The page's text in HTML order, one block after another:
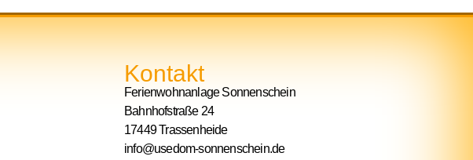
Kontakt
Ferienwohnanlage Sonnenschein
Bahnhofstraße 24
17449 Trassenheide
info@usedom-sonnenschein.de